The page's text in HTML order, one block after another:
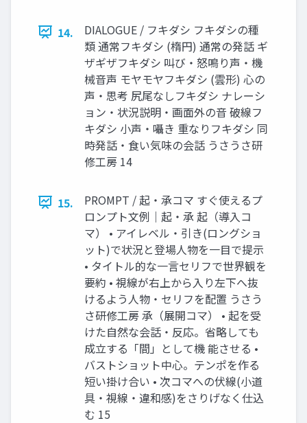
14.
DIALOGUE / フキダシ フキダシの種
類 通常フキダシ (楕円) 通常の発話 ギ
ザギザフキダシ 叫び・怒鳴り声・機
械音声 モヤモヤフキダシ (雲形) 心の
声・思考 尻尾なしフキダシ ナレーシ
ョン・状況説明・画面外の音 破線フ
キダシ 小声・囁き 重なりフキダシ 同
時発話・食い気味の会話 うさうさ研
修工房 14
15.
PROMPT / 起・承コマ すぐ使えるプ
ロンプト文例｜起・承 起（導入コ
マ） • アイレベル・引き(ロングショ
ット)で状況と登場人物を一目で提示
• タイトル的な一言セリフで世界観を
要約 • 視線が右上から入り左下へ抜
けるよう人物・セリフを配置 うさう
さ研修工房 承（展開コマ） • 起を受
けた自然な会話・反応。省略しても
成立する「間」として機 能させる •
バストショット中心。テンポを作る
短い掛け合い • 次コマへの伏線(小道
具・視線・違和感)をさりげなく仕込
む 15